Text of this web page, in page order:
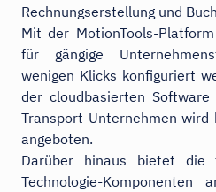
Rechnungserstellung und
Mit der MotionTools-
für gängige
wenigen Klicks konfiguriert
der cloudbasierten
Transport-Unternehmen
angeboten.
Darüber hinaus bietet die
Technologie-Komponenten